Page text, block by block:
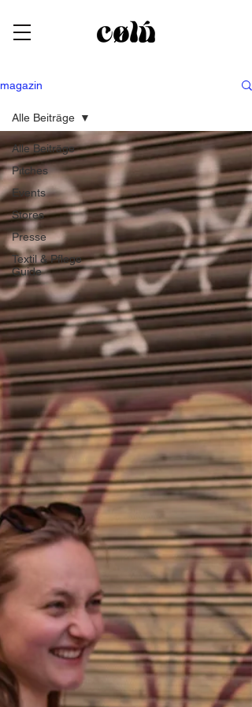
magazin
Alle Beiträge
Pitches
Events
Stores
Presse
Textil & Pflege
Guide
Alle Beiträge